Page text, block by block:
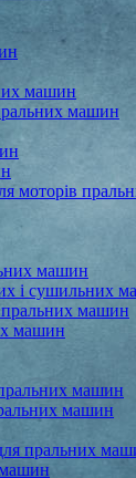
машин
машин
моторів
машин
і сушильних
пральних машин
машин
машин
машин
пральних